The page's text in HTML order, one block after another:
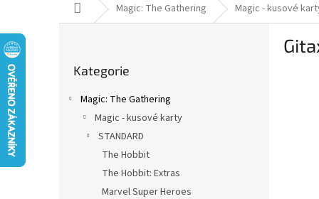
Domů Magic: The Gathering Magic - kusové
kategorie
Kategorie
Magic: The Gathering
Magic - kusové karty
STANDARD
The Hobbit
The Hobbit: Extras
Marvel Super Heroes